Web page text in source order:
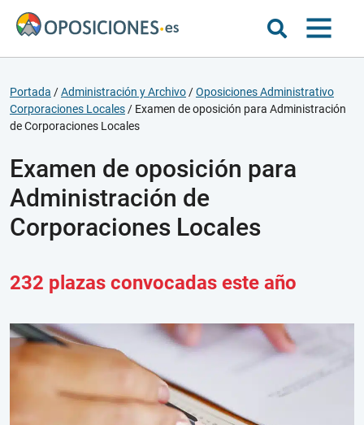
Portada /Administración y Archivo /Oposiciones Administrativo
Corporaciones Locales / Examen de oposición para Administración
de Corporaciones Locales
Examen de oposición para
Administración de
Corporaciones Locales
232 plazas convocadas este año